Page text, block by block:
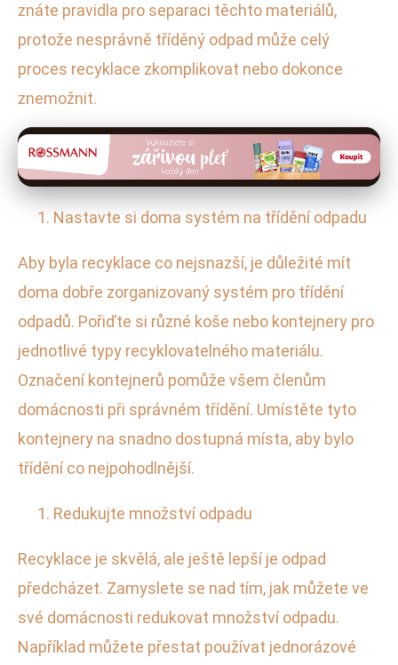
znáte pravidla pro separaci těchto materiálů,
protože nesprávně tříděný odpad může celý
proces recyklace zkomplikovat nebo dokonce
znemožnit.
Nastavte si doma systém na třídění odpadu
Aby byla recyklace co nejsnazší, je důležité mít
doma dobře zorganizovaný systém pro třídění
odpadů. Pořiďte si různé koše nebo kontejnery pro
jednotlivé typy recyklovatelného materiálu.
Označení kontejnerů pomůže všem členům
domácnosti při správném třídění. Umístěte tyto
kontejnery na snadno dostupná místa, aby bylo
třídění co nejpohodlnější.
Redukujte množství odpadu
Recyklace je skvělá, ale ještě lepší je odpad
předcházet. Zamyslete se nad tím, jak můžete ve
své domácnosti redukovat množství odpadu.
Například můžete přestat používat jednorázové